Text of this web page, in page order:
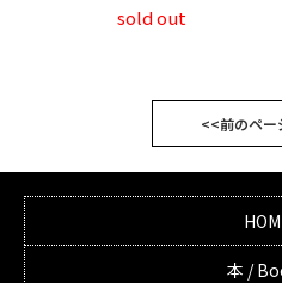
sold out
<<前のペー
本 /